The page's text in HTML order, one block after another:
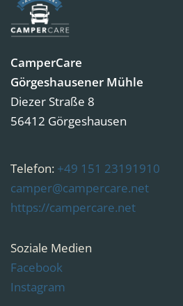
CamperCare
Görgeshausener Mühle
Diezer Straße 8
56412 Görgeshausen
Telefon: ‭+49 151 23191910‬
camper@campercare.net
https://campercare.net
Soziale Medien
Facebook
Instagram